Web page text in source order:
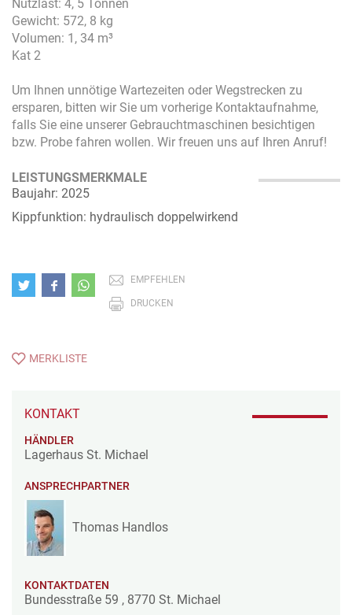
Nutzlast: 4, 5 Tonnen
Gewicht: 572, 8 kg
Volumen: 1, 34 m³
Kat 2
Um Ihnen unnötige Wartezeiten oder Wegstrecken zu
ersparen, bitten wir Sie um vorherige Kontaktaufnahme,
falls Sie eine unserer Gebrauchtmaschinen besichtigen
bzw. Probe fahren wollen. Wir freuen uns auf Ihren Anruf!
LEISTUNGSMERKMALE
Baujahr: 2025
Kippfunktion: hydraulisch doppelwirkend
EMPFEHLEN
DRUCKEN
MERKLISTE
KONTAKT
HÄNDLER
Lagerhaus St. Michael
ANSPRECHPARTNER
Thomas Handlos
KONTAKTDATEN
Bundesstraße 59 , 8770 St. Michael